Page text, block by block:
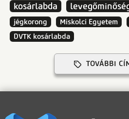
kosárlabda
jégkorong
Miskolci Egyetem
DVTK kosárlabda
TOVÁBBI